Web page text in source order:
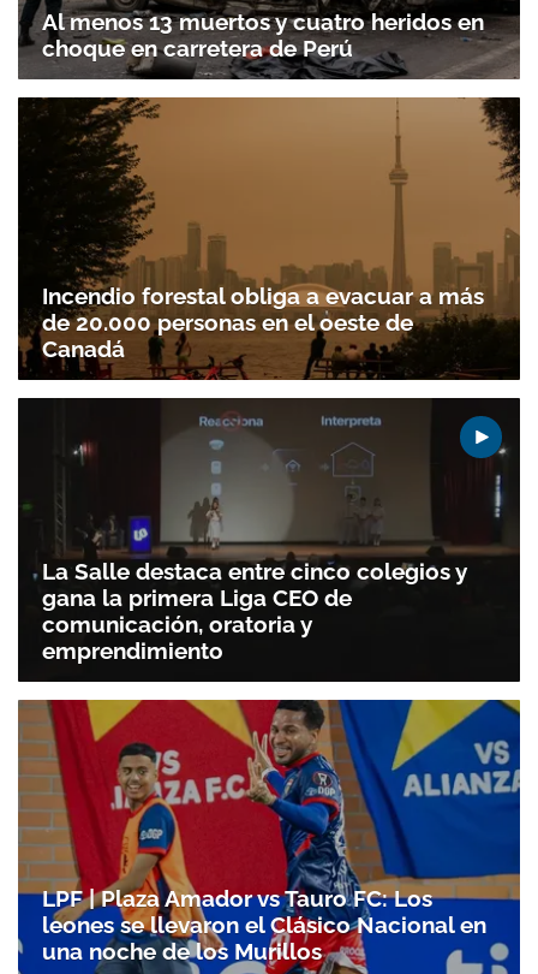
Gracias por suscribirte a nuestro boletín.
ACEPTAR
Al menos 13 muertos y cuatro heridos en
choque en carretera de Perú
Incendio forestal obliga a evacuar a más
de 20.000 personas en el oeste de
Canadá
La Salle destaca entre cinco colegios y
gana la primera Liga CEO de
comunicación, oratoria y
emprendimiento
LPF | Plaza Amador vs Tauro FC: Los
leones se llevaron el Clásico Nacional en
una noche de los Murillos